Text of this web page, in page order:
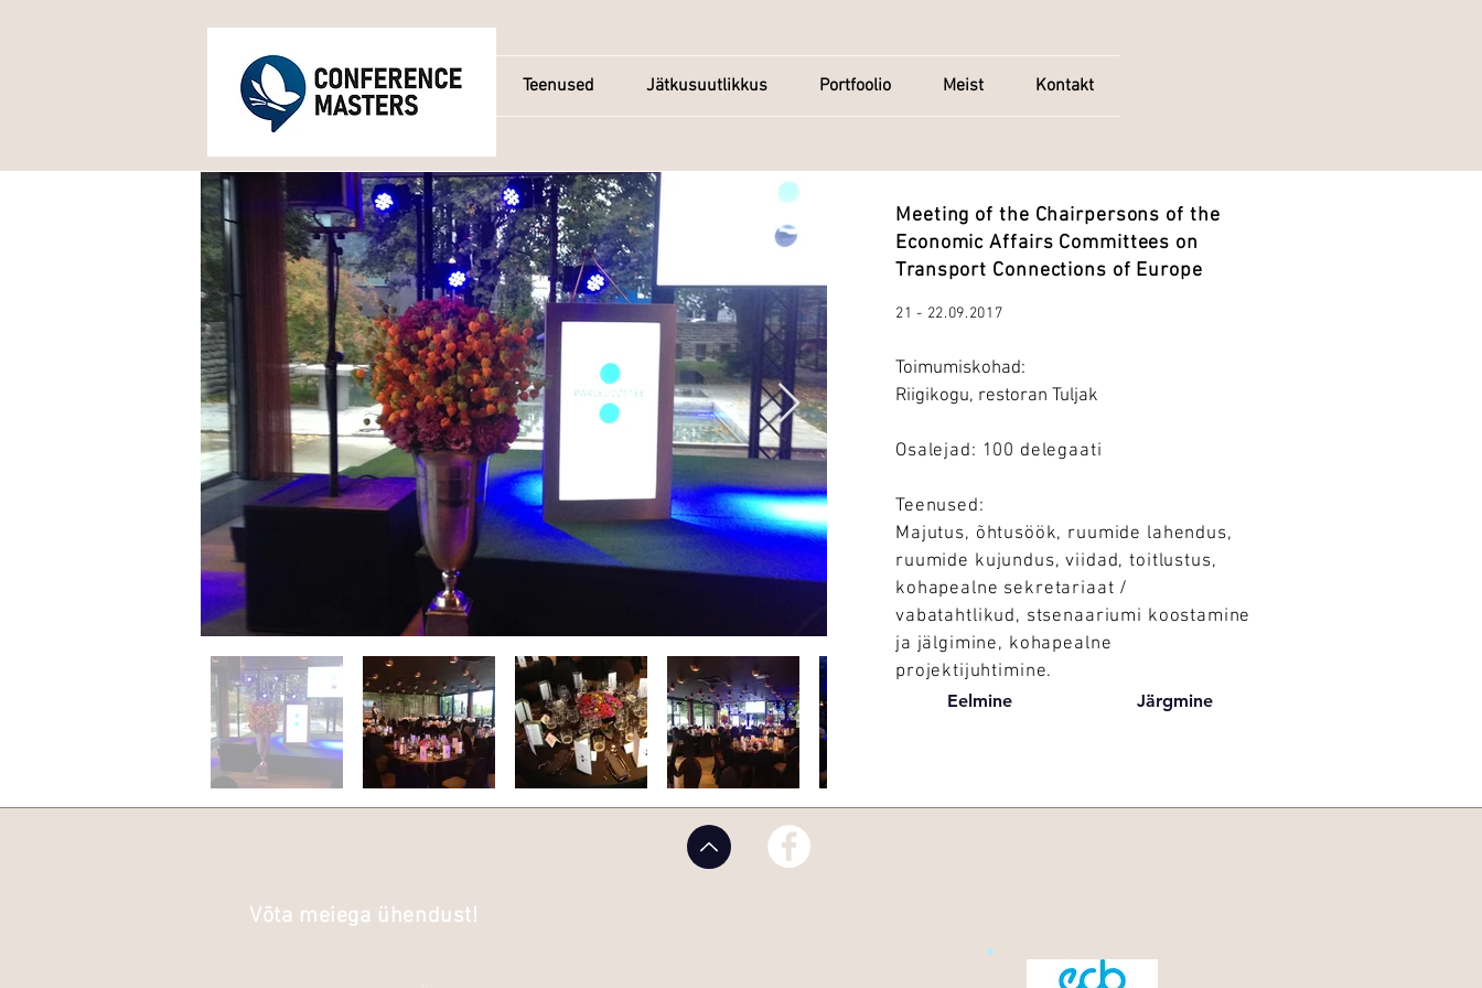
Teenused Jätkusuutlikkus Portfoolio Meist Kontakt
Meeting of the Chairpersons of the
Economic Affairs Committees on
Transport Connections of Europe
21 - 22.09.2017
Toimumiskohad:
Riigikogu, restoran Tuljak
Osalejad: 100 delegaati
Teenused:
Majutus, õhtusöök, ruumide lahendus,
ruumide kujundus, viidad, toitlustus,
kohapealne sekretariaat /
vabatahtlikud, stsenaariumi koostamine
ja jälgimine, kohapealne
projektijuhtimine.
Eelmine Järgmine
Võta meiega ühendust!